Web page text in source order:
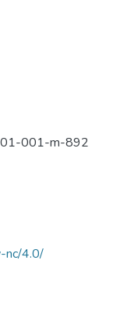
001-m-892
nc/4.0/